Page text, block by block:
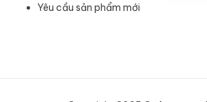
Yêu cầu sản phẩm mới